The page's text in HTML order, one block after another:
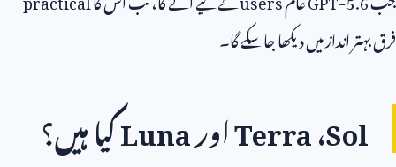
انداز میں دیکھا جا سکے گا۔
،TerraاورLunaکیا ہیں؟